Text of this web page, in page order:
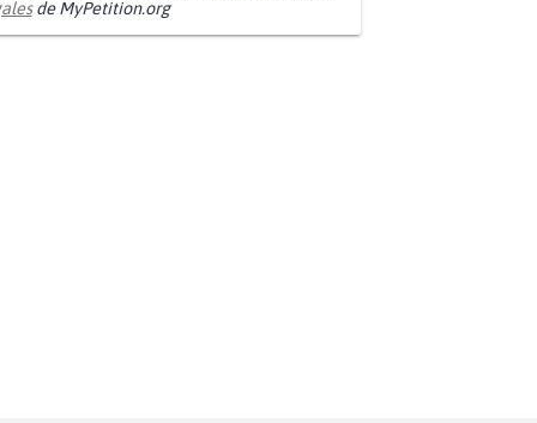
de MyPetition.org